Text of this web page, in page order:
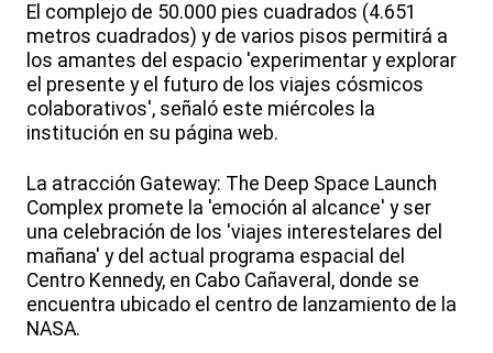
El complejo de 50.000 pies cuadrados (4.651
metros cuadrados) y de varios pisos permitirá a
los amantes del espacio 'experimentar y explorar
el presente y el futuro de los viajes cósmicos
colaborativos', señaló este miércoles la
institución en su página web.
La atracción Gateway: The Deep Space Launch
Complex promete la 'emoción al alcance' y ser
una celebración de los 'viajes interestelares del
mañana' y del actual programa espacial del
Centro Kennedy, en Cabo Cañaveral, donde se
encuentra ubicado el centro de lanzamiento de la
NASA.